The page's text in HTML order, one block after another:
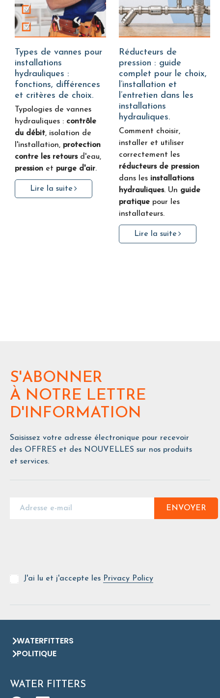
Types de vannes pour
installations
hydrauliques :
fonctions, différences
et critères de choix.
Typologies de vannes
hydrauliques : contrôle
du débit, isolation de
l'installation, protection
contre les retoursd'eau,
pression et purge d'air.
Lire la suite
Réducteurs de
pression : guide
complet pour le choix,
l’installation et
l’entretien dans les
installations
hydrauliques.
Comment choisir,
installer et utiliser
correctement les
réducteurs de pression
dans les installations
hydrauliques. Un guide
pratique pour les
installateurs.
Lire la suite
S'ABONNER
À NOTRE LETTRE
D'INFORMATION
Saisissez votre adresse électronique pour recevoir
des OFFRES et des NOUVELLES sur nos produits
et services.
ENVOYER
J'ai lu et j'accepte les Privacy Policy
WATERFITTERS
POLITIQUE
WATER FITTERS